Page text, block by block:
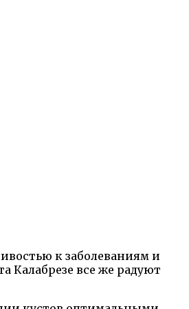
к заболеваниям и
Калабрезе все же радуют